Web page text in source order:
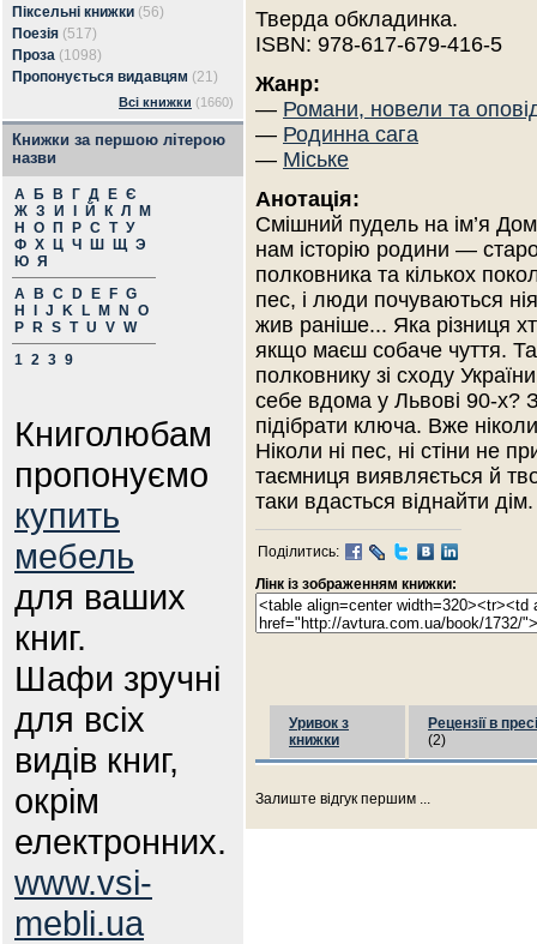
Піксельні книжки (56)
Поезія (517)
Проза (1098)
Пропонується видавцям (21)
Всі книжки (1660)
Книжки за першою літерою
назви
А Б В Г Д Е Є
Ж З И Й К Л
М
Н
О П Р С Т У
Ф Х Ц Ч Ш Щ Э
Ю Я
A
B C D E F G
H
J K L M N
O
P
R S T U V W
1 2 3 9
Книголюбам
пропонуємо
купить
мебель
для ваших
книг.
Шафи зручні
для всіх
видів книг,
окрім
електронних.
www.vsi-
mebli.ua
Тверда обкладинка.
ISBN: 978-617-679-416-5
Жанр:
— Романи, новели та
— Родинна сага
— Міське
Анотація:
Смішний пудель на ім’я
нам історію родини —
полковника та кількох
пес, і люди почуваються
жив раніше... Яка різниця
якщо маєш собаче чуття. Та
полковнику зі сходу
себе вдома у Львові 90-х?
підібрати ключа. Вже
Ніколи ні пес, ні стіни не
таємниця виявляється й
таки вдасться віднайти дім.
Поділитись:
Лінк із зображенням книжки:
Уривок з
книжки
Рецензії в пресі
(2)
Залиште відгук першим ...